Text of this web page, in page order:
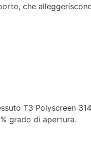
che
T3 Polyscreen 314
grado di apertura.